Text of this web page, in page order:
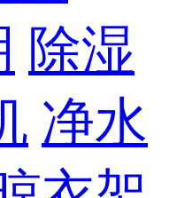
除湿
净水